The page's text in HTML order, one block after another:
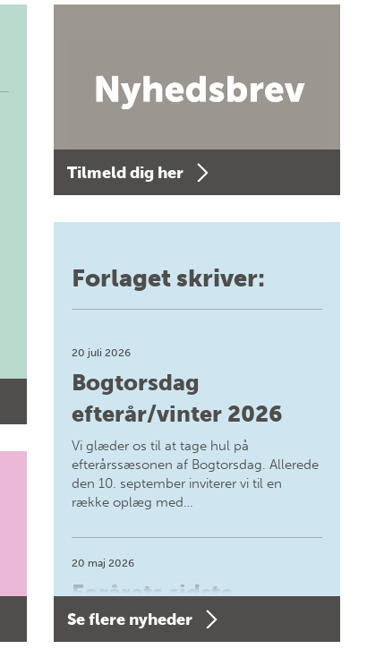
Tilmeld dig her
Forlaget skriver:
20 juli 2026
Bogtorsdag
efterår/vinter 2026
Vi glæder os til at tage hul på
efterårssæsonen af Bogtorsdag. Allerede
den 10. september inviterer vi til en
række oplæg med…
20 maj 2026
Forårets sidste
Bogtorsdag 11. juni
Se flere nyheder